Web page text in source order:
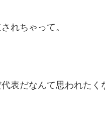
れちゃって。
表だなんて思われたく